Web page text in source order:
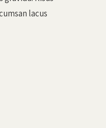
lacus